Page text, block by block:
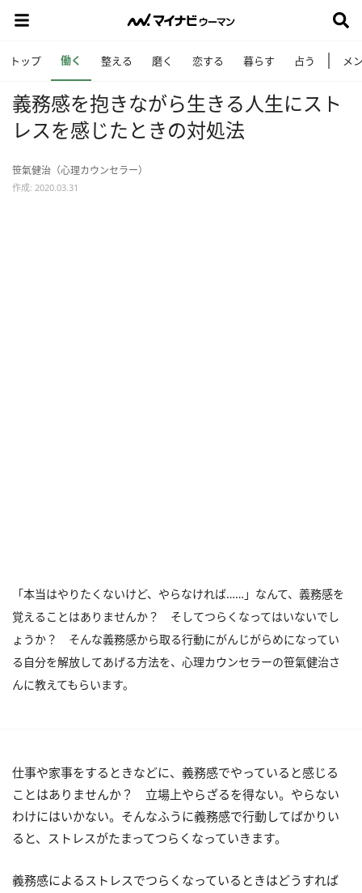
トップ 働く 整える 磨く 恋する 暮らす 占う メ
義務感を抱きながら生きる人生にスト
レスを感じたときの対処法
笹氣健治（心理カウンセラー）
作成: 2020.03.31
「本当はやりたくないけど、やらなければ……」なんて、義務感を
覚えることはありませんか？ そしてつらくなってはいないでし
ょうか？ そんな義務感から取る行動にがんじがらめになってい
る自分を解放してあげる方法を、心理カウンセラーの笹氣健治さ
んに教えてもらいます。
仕事や家事をするときなどに、義務感でやっていると感じる
ことはありませんか？ 立場上やらざるを得ない。やらない
わけにはいかない。そんなふうに義務感で行動してばかりい
ると、ストレスがたまってつらくなっていきます。
義務感によるストレスでつらくなっているときはどうすれば